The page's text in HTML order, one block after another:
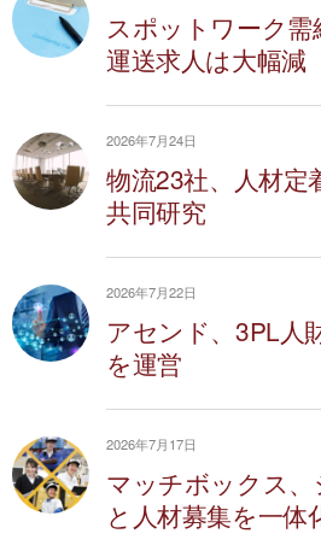
スポットワーク需
運送求人は大幅減
2026年7月24日
物流23社、人材定
共同研究
2026年7月22日
アセンド、3PL人
を運営
2026年7月17日
マッチボックス、
と人材募集を一体